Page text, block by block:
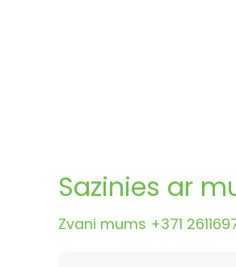
Sazinies ar
Zvani mums +371